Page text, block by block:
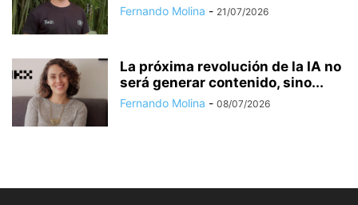
Fernando Molina - 21/07/2026
La próxima revolución de la IA no
será generar contenido, sino...
Fernando Molina - 08/07/2026